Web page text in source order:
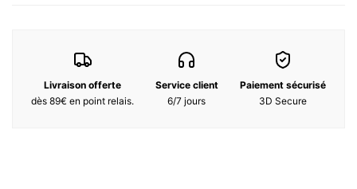
SORBITAN ISOSTEARATE - POLYSORBATE 80 - ARGILLA /
MAGNESIUM ALUMINUM SILICATE - XANTHAN GUM - GLYCERIN
- MAGNESIUM SILICATE - PHENOXYETHANOL - CAPRYLYL
GLYCOL - SILICA - TIN OXIDE - LAURETH-4 (F.I.L. N288852/1).
Livraison offerte
dès 89€ en point relais.
Service client
6/7 jours
Paiement sécurisé
3D Secure